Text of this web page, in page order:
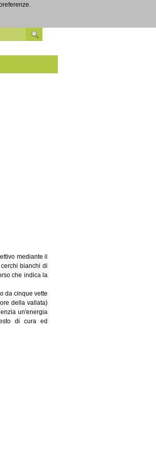
mediante il
bianchi di
che indica la
da cinque vette
della vallata)
un'energia
di cura ed